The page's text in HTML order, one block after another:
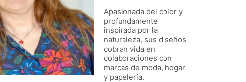
Apasionada del color y
profundamente
inspirada por la
naturaleza, sus diseños
cobran vida en
colaboraciones con
marcas de moda, hogar
y papelería.